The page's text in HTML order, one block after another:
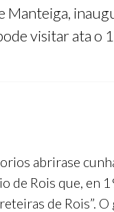
Manteiga,
visitar ata o
abrirase
de Rois que,
de Rois”.